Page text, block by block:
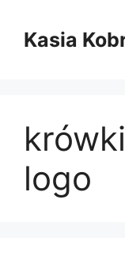
treściKasia
logo